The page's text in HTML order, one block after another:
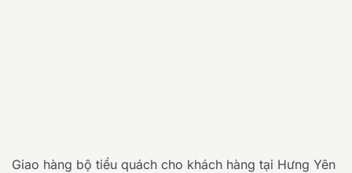
Giao hàng bộ tiểu quách cho khách hàng tại Hưng Yên